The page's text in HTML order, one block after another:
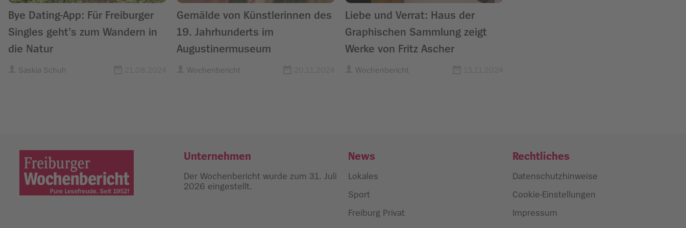
Bye Dating-App: Für Freiburger
Singles geht’s zum Wandern in
die Natur
Saskia Schuh
Gemälde von Künstlerinnen des
19. Jahrhunderts im
Augustinermuseum
Wochenbericht
Liebe und Verrat: Haus der
Graphischen Sammlung zeigt
Werke von Fritz Ascher
Wochenbericht
Unternehmen
Der Wochenbericht wurde zum 31. Juli
2026 eingestellt.
News
Lokales
Sport
Freiburg Privat
Rechtliches
Datenschutzhinweise
Cookie-Einstellungen
Impressum